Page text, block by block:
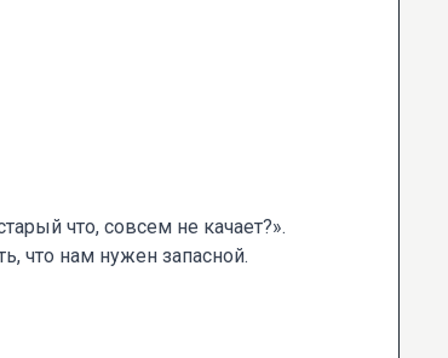
что, совсем не качает?».
что нам нужен запасной.